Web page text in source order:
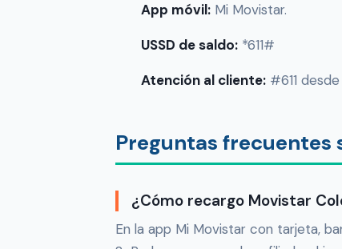
App móvil: Mi Movistar.
USSD de saldo: *611#
Atención al cliente: #611
Preguntas frecuentes
¿Cómo recargo Movistar
En la app Mi Movistar con tarjeta,